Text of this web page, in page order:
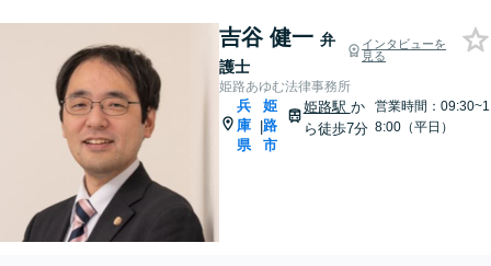
吉谷 健一 弁
護士
インタビューを
見る
姫路あゆむ法律事務所
兵
庫
県
|
姫
路
市
姫路駅 か
ら徒歩7分
営業時間：09:30~1
8:00（平日）